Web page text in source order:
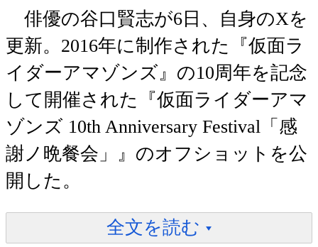
俳優の谷口賢志が6日、自身のXを
更新。2016年に制作された『仮面ラ
イダーアマゾンズ』の10周年を記念
して開催された『仮面ライダーアマ
ゾンズ 10th Anniversary Festival「感
謝ノ晩餐会」』のオフショットを公
開した。
全文を読む